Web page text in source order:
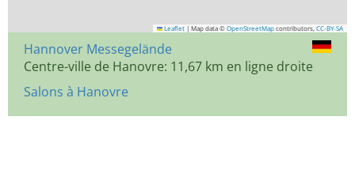
Leaflet | Map data © OpenStreetMap contributors, CC-BY-SA
Hannover Messegelände
Centre-ville de Hanovre: 11,67 km en ligne droite
Salons à Hanovre